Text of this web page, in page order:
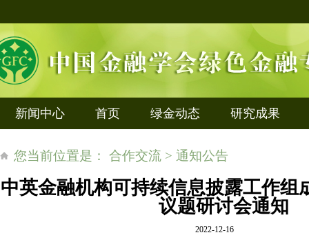
新闻中心 首页 绿金动态 研究成果
您当前位置是： 合作交流 > 通知公告
中英金融机构可持续信息披露工作组
议题研讨会通知
2022-12-16